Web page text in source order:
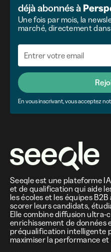
déjà abonnés à
Une fois par mois, la
marché, directement
En vous inscrivant, vous acceptez
Seeqle est une plateforme
et de qualification qui aide
les écoles et les équipes
scorer leurs candidats,
Elle combine diffusion ultra-
enrichissement de données
préqualification intelligente
maximiser la performance et